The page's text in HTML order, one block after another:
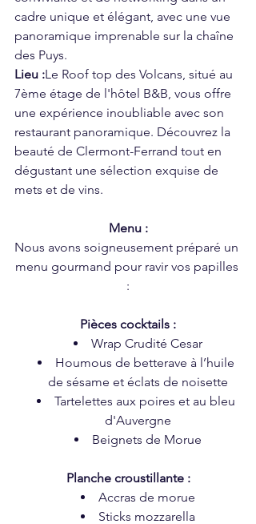
cadre unique et élégant, avec une vue
panoramique imprenable sur la chaîne
des Puys.
Lieu :Le Roof top des Volcans, situé au
7ème étage de l'hôtel B&B, vous offre
une expérience inoubliable avec son
restaurant panoramique. Découvrez la
beauté de Clermont-Ferrand tout en
dégustant une sélection exquise de
mets et de vins.
Menu :
Nous avons soigneusement préparé un
menu gourmand pour ravir vos papilles
:
Pièces cocktails :
Wrap Crudité Cesar
Houmous de betterave à l’huile
de sésame et éclats de noisette
Tartelettes aux poires et au bleu
d'Auvergne
Beignets de Morue
Planche croustillante :
Accras de morue
Sticks mozzarella